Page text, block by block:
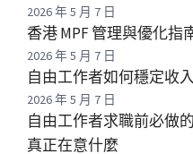
2026 年 5 月 7 日
香港 MPF 管理與優化指
2026 年 5 月 7 日
自由工作者如何穩定收
2026 年 5 月 7 日
自由工作者求職前必做
真正在意什麼